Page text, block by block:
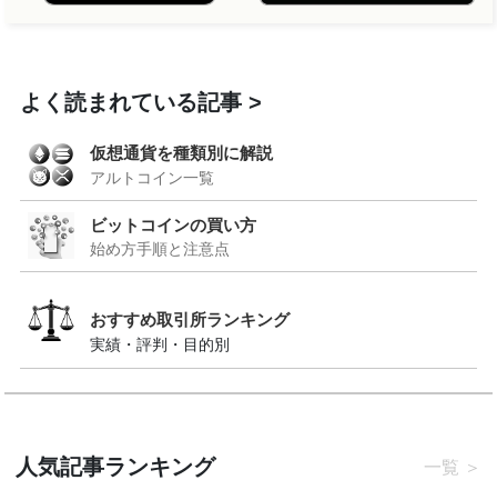
よく読まれている記事
仮想通貨を種類別に解説
アルトコイン一覧
ビットコインの買い方
始め方手順と注意点
おすすめ取引所ランキング
実績・評判・目的別
人気記事ランキング 一覧